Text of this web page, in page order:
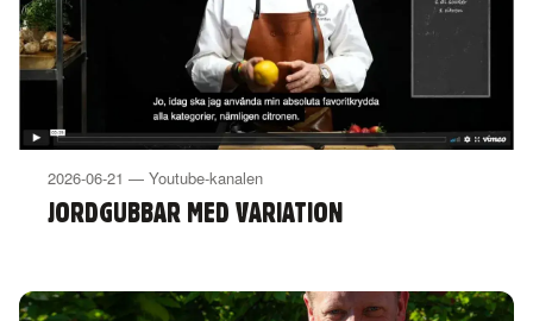
2026-06-21 — Youtube-kanalen
JORDGUBBAR MED VARIATION